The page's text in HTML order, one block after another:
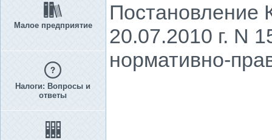
Малое предприятие
Налоги: Вопросы и
ответы
Постановление
20.07.2010 г. N
нормативно-